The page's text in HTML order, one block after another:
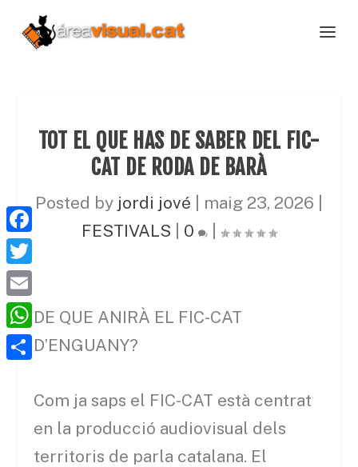
TOT EL QUE HAS DE SABER DEL FIC-
CAT DE RODA DE BARÀ
Posted by jordi jové maig 23, 2026
FESTIVALS
0
DE QUE ANIRÀ EL FIC-CAT
D’ENGUANY?
Com ja saps el FIC-CAT està centrat
en la producció audiovisual dels
territoris de parla catalana. El
F
a
c
e
b
T
w
i
t
E
m
a
W
h